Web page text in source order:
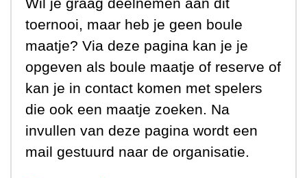
toernooi, maar heb je geen boule
maatje? Via deze pagina kan je je
opgeven als boule maatje of reserve of
kan je in contact komen met spelers
die ook een maatje zoeken. Na
invullen van deze pagina wordt een
mail gestuurd naar de organisatie.